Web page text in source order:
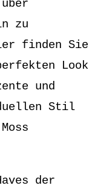
zu
finden Sie
Look
und
Stil
der